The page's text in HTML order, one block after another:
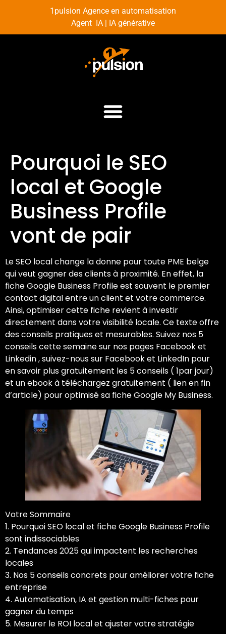
1pulsion Agence en automatisation
Agent IA | IA générative
Pourquoi le SEO
local et Google
Business Profile
vont de pair
Le SEO local change la donne pour toute PME belge
qui veut gagner des clients à proximité. En effet, la
fiche Google Business Profile est souvent le premier
contact digital entre un client et votre commerce.
Ainsi, optimiser cette fiche revient à investir
directement dans votre visibilité locale. Ce texte offre
des conseils pratiques et mesurables. Suivez nos 5
conseils cette semaine sur nos pages Facebook et
Linkedin , suivez-nous sur Facebook et LinkedIn pour
en savoir plus gratuitement les 5 conseils ( 1par jour)
et un ebook à téléchargez gratuitement ( lien en fin
d’article) pour optimisé sa fiche Google My Business.
Votre Sommaire
1. Pourquoi SEO local et fiche Google Business Profile
sont indissociables
2. Tendances 2025 qui impactent les recherches
locales
3. Nos 5 conseils concrets pour améliorer votre fiche
entreprise
4. Automatisation, IA et gestion multi-fiches pour
gagner du temps
5. Mesurer le ROI local et ajuster votre stratégie